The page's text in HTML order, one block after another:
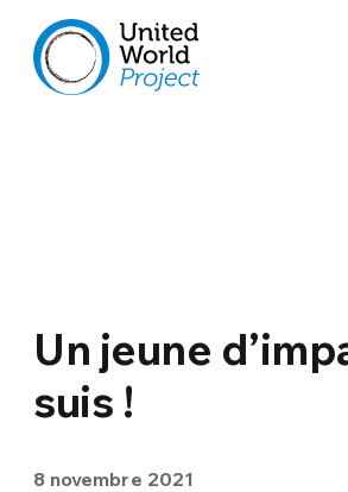
Un jeune
suis !
8 novembre 2021